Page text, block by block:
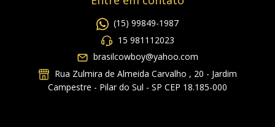
(15) 99849-1987
15 981112023
brasilcowboy@yahoo.com
Rua Zulmira de Almeida Carvalho , 20 - Jardim
Campestre - Pilar do Sul - SP CEP 18.185-000